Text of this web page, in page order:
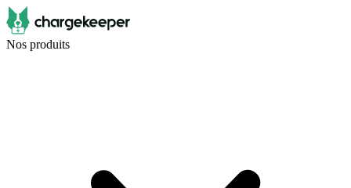
Nos produits